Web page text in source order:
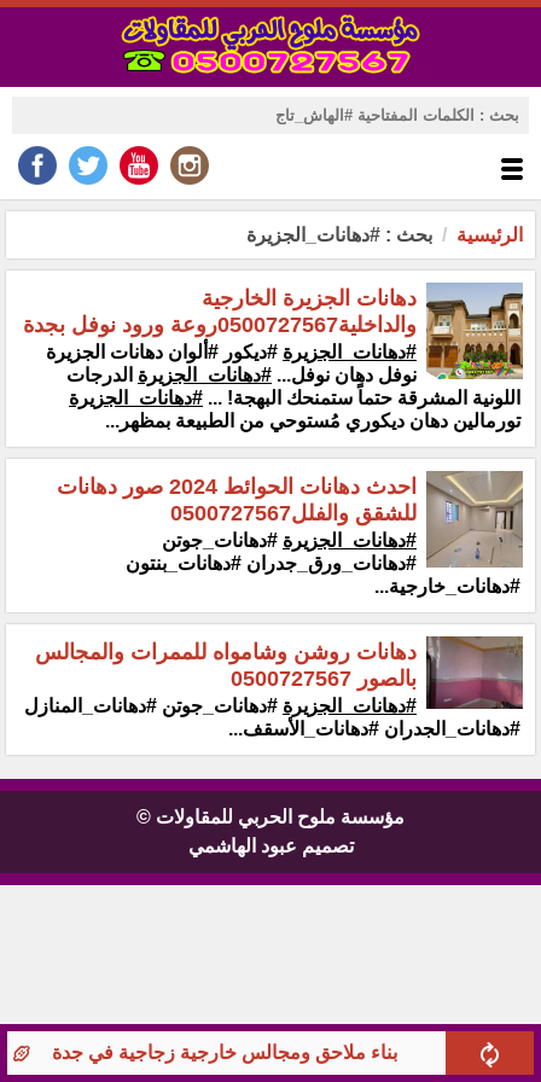
الرئيسية بحث : #دهانات_الجزيرة
بناء ملاحق ومجالس خارجية زجاجية في جدة
دهانات الجزيرة الخارجية
والداخلية0500727567روعة ورود نوفل بجدة
#دهانات_الجزيرة
‎#ديكور ‎#ألوان دهانات الجزيرة
نوفل دهان نوفل... #دهانات_الجزيرة الدرجات
اللونية المشرقة حتماً ستمنحك البهجة! ... #دهانات_الجزيرة
تورمالين دهان ديكوري مُستوحي من الطبيعة بمظهر...
احدث دهانات الحوائط 2024 صور دهانات
للشقق والفلل0500727567
#دهانات_الجزيرة #دهانات_جوتن
#دهانات_ورق_جدران #دهانات_بنتون
‏‏#دهانات_خارجية...
دهانات روشن وشامواه للممرات والمجالس
بالصور 0500727567
#دهانات_الجزيرة #دهانات_جوتن #دهانات_المنازل
#دهانات_الجدران #دهانات_الأسقف...
مؤسسة ملوح الحربي للمقاولات ©
تصميم عبود الهاشمي